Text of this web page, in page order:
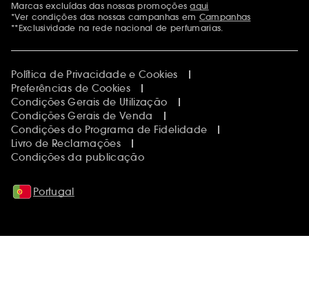
Menções adicionais
Marcas excluídas das nossas promoçõesaqui
*Ver condições das nossas campanhas em Campanhas
**Exclusividade na rede nacional de perfumarias.
Política de Privacidade e Cookies
Preferências de Cookies
Condições Gerais de Utilização
Condições Gerais de Venda
Condições do Programa de Fidelidade
Livro de Reclamações
Condições da publicação
Portugal